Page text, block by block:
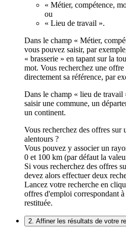
« Métier, compétence,
ou
« Lieu de travail ».
Dans le champ « Métier,
vous pouvez saisir, par
« brasserie » en tapant sur la
mot. Vous recherchez une offre
directement sa référence, par
Dans le champ « lieu de
saisir une commune, un
un continent.
Vous recherchez des offres sur
alentours ?
Vous pouvez y associer un
0 et 100 km (par défaut la
Si vous recherchez des offres
devez alors effectuer deux
Lancez votre recherche en
offres d'emploi correspondant
restituée.
2. Affiner les résultats de votre